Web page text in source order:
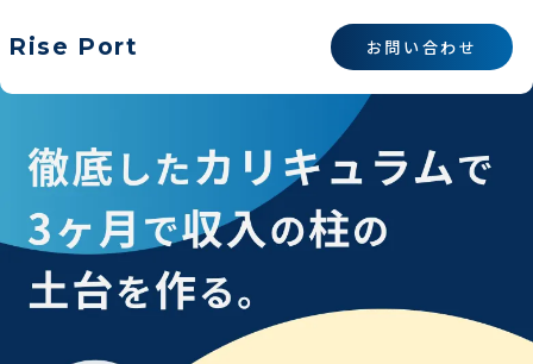
Rise Port お問い合わせ